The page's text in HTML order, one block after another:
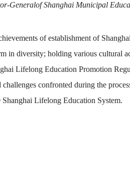
Generalof Shanghai Municipal
of establishment of Shanghai
in diversity; holding various cultural
Lifelong Education Promotion
confronted during the
Lifelong Education System.